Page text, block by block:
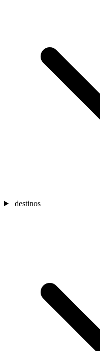
destinos